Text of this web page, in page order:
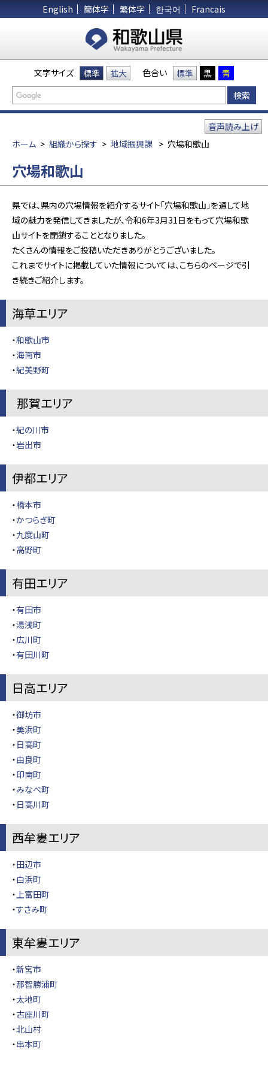
English 簡体字 繁体字 한국어 Francais
文字サイズ 標準 拡大 色合い 標準 黒 青
ホーム > 組織から探す > 地域振興課 > 穴場和歌山
音声読み上げ
穴場和歌山
県では、県内の穴場情報を紹介するサイト「穴場和歌山」を通して地
域の魅力を発信してきましたが、令和6年3月31日をもって穴場和歌
山サイトを閉鎖することとなりました。
たくさんの情報をご投稿いただきありがとうございました。
これまでサイトに掲載していた情報については、こちらのページで引
き続きご紹介します。
海草エリア
・和歌山市
・海南市
・紀美野町
那賀エリア
・紀の川市
・岩出市
伊都エリア
・橋本市
・かつらぎ町
・九度山町
・高野町
有田エリア
・有田市
・湯浅町
・広川町
・有田川町
日高エリア
・御坊市
・美浜町
・ 日高町
・由良町
・印南町
・みなべ町
・ 日高川町
西牟婁エリア
・田辺市
・白浜町
・上富田町
・すさみ町
東牟婁エリア
・新宮市
・那智勝浦町
・太地町
・古座川町
・北山村
・串本町